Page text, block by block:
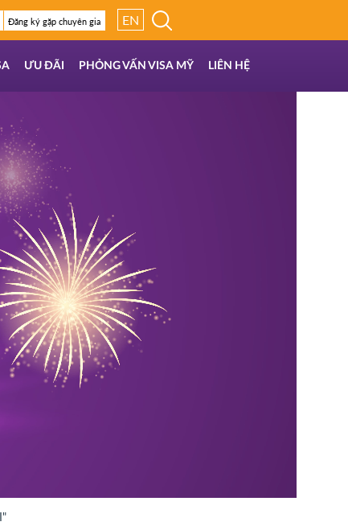
Đăng ký gặp chuyên gia EN
ƯU ĐÃI PHỎNG VẤN VISA MỸ LIÊN HỆ